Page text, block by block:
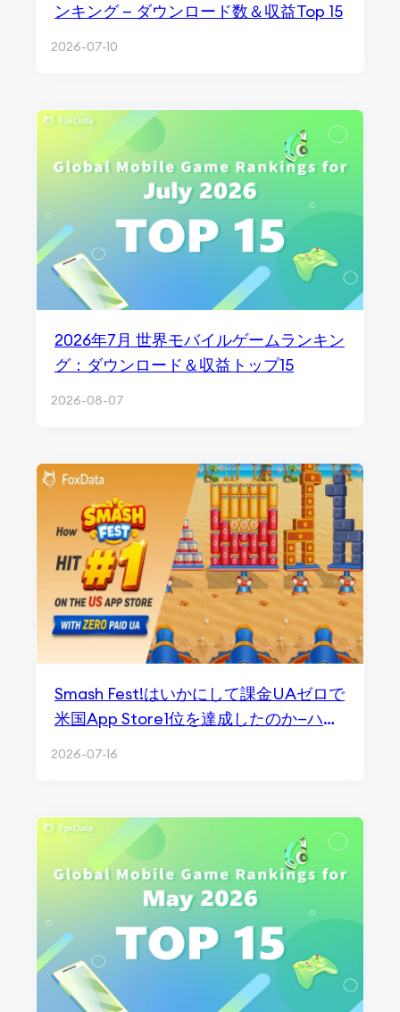
ンキング — ダウンロード数＆収益Top 15
2026-07-10
2026年7月 世界モバイルゲームランキン
グ：ダウンロード＆収益トップ15
2026-08-07
Smash Fest!はいかにして課金UAゼロで
米国App Store1位を達成したのか—ハイ
2026-07-16